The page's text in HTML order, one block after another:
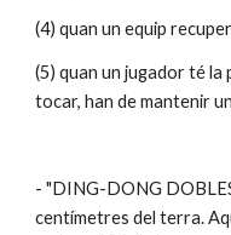
(4) quan un equip
(5) quan un jugador té
tocar, han de mantenir
- "DING-DONG
centímetres del terra.